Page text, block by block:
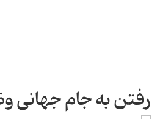
رفتن به جام جهانی